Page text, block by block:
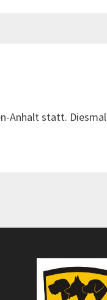
Anhalt statt. Diesmal